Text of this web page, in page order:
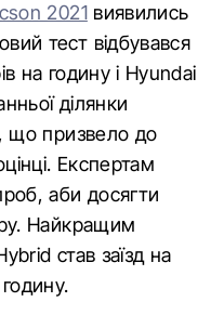
2021виявились
тест відбувався
на годину і Hyundai
ділянки
що призвело до
Експертам
аби досягти
Найкращим
став заїзд на